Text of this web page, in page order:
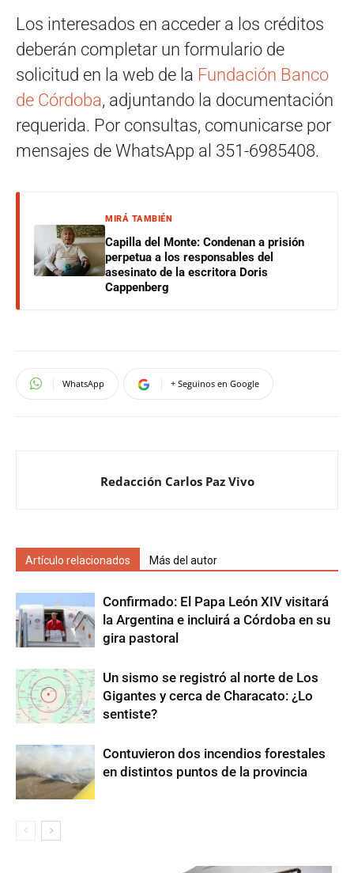
Los interesados en acceder a los créditos
deberán completar un formulario de
solicitud en la web de la Fundación Banco
de Córdoba, adjuntando la documentación
requerida. Por consultas, comunicarse por
mensajes de WhatsApp al 351-6985408.
MIRÁ TAMBIÉN
Capilla del Monte: Condenan a prisión
perpetua a los responsables del
asesinato de la escritora Doris
Cappenberg
WhatsApp + Seguinos en Google
Redacción Carlos Paz Vivo
Artículo relacionados Más del autor
Confirmado: El Papa León XIV visitará
la Argentina e incluirá a Córdoba en su
gira pastoral
Un sismo se registró al norte de Los
Gigantes y cerca de Characato: ¿Lo
sentiste?
Contuvieron dos incendios forestales
en distintos puntos de la provincia